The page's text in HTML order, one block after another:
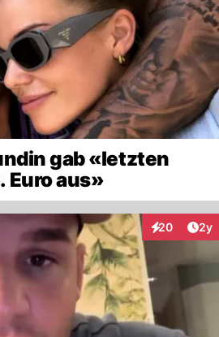
gab «letzten
Euro aus»
20
Interaktionen
2y